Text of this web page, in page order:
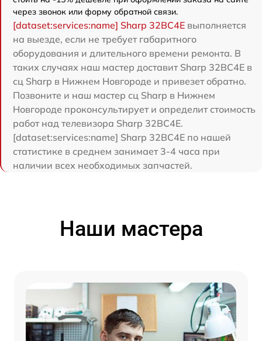
через звонок или форму обратной связи.
[dataset:services:name] Sharp 32BC4E выполняется
на выезде, если не требует габаритного
оборудования и длительного времени ремонта. В
таких случаях наш мастер доставит Sharp 32BC4E в
сц Sharp в Нижнем Новгороде и привезет обратно.
Позвоните и наш мастер сц Sharp в Нижнем
Новгороде проконсультирует и определит стоимость
работ над телевизора Sharp 32BC4E.
[dataset:services:name] Sharp 32BC4E по нашей
статистике в среднем занимает 3-4 часа при
наличии всех необходимых запчастей.
Наши мастера